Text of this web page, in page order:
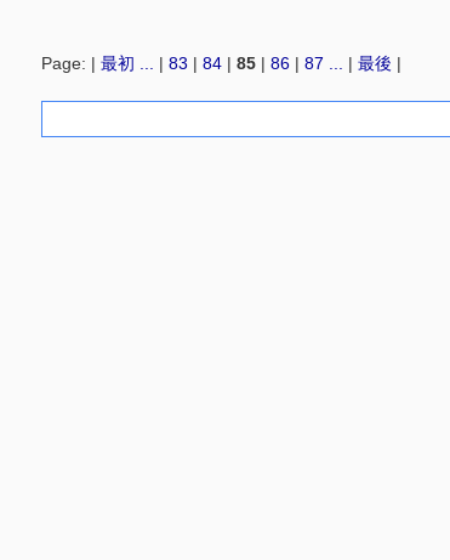
Page: | 最初 | 83 | 84| 85| 86| 87 | 最後 |